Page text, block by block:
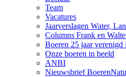
Team
Vacatures
Jaarverslagen Water,
Columns Frank en
Boeren 25 jaar verenigd
Onze boeren in beeld
ANBI
Nieuwsbrief